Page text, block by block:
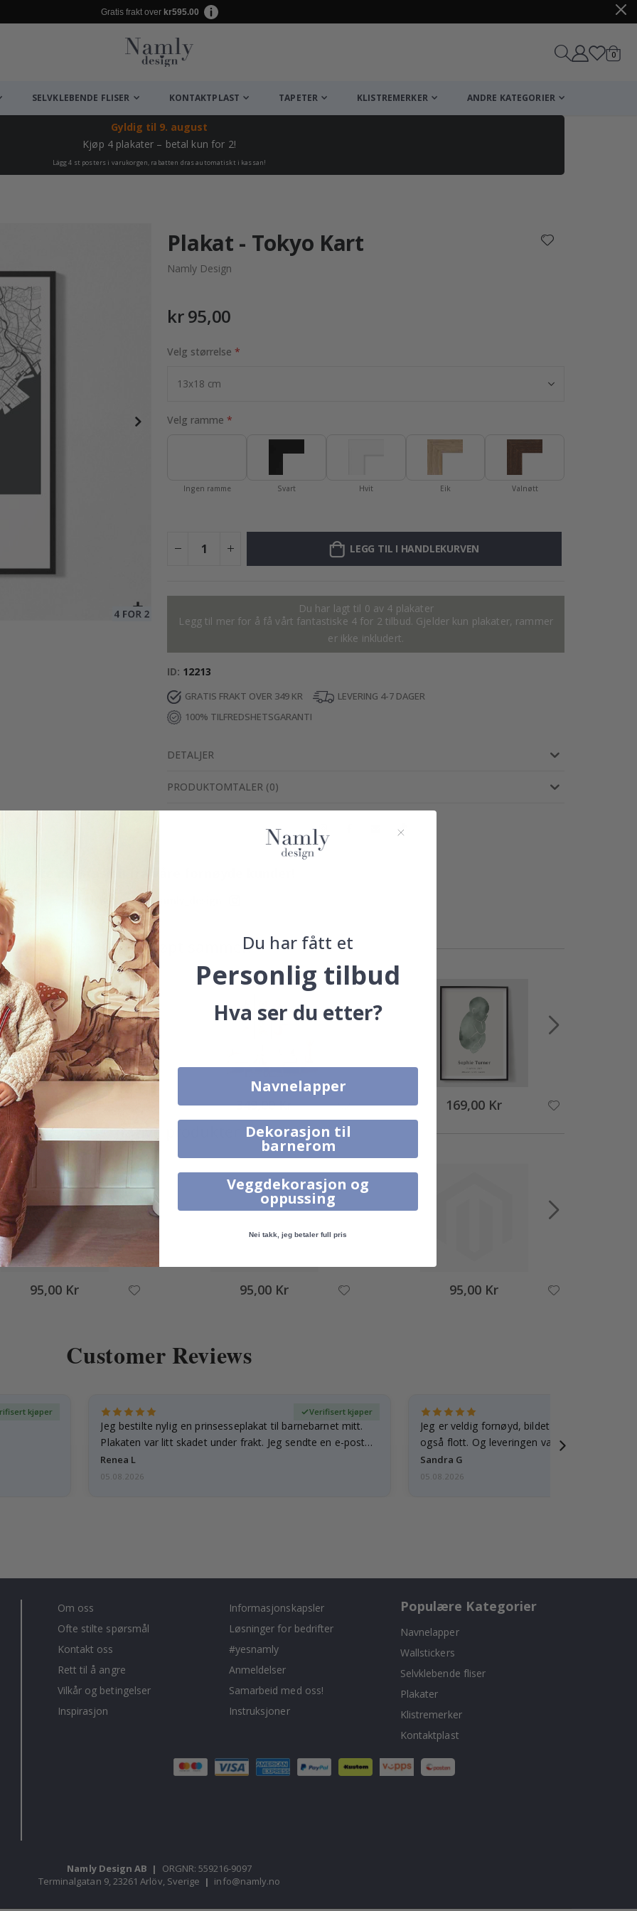
Gratis frakt over kr595.00
0varer
SELVKLEBENDE FLISER KONTAKTPLAST TAPETER KLISTREMERKER ANDRE KATEGORIER
Gyldig til 9. august
Kjøp 4 plakater – betal kun for 2!
Lägg 4 st posters i varukorgen, rabatten dras automatiskt i kassan!
95,00 Kr
Plakat - Tokyo Kart
Namly Design
kr 95,00
Velg størrelse
Velg ramme
Ingen ramme Svart Hvit Eik Valnøtt
LEGG TIL I HANDLEKURVEN
Du har lagt til 0 av 4 plakater
Legg til mer for å få vårt fantastiske 4 for 2 tilbud. Gjelder kun plakater, rammer
er ikke inkludert.
ID 12213
GRATIS FRAKT OVER 349 KR
LEVERING 4-7 DAGER
100% TILFREDSHETSGARANTI
DETALJER
PRODUKTOMTALER (0)
Ekte inspirasjon fra våre fornøyde kunder!
Merk ditt med #namly_design
Produkter kjøpt sammen
249,00 Kr 349,00 Kr 169,00 Kr
Alternative produkter
95,00 Kr 95,00 Kr 95,00 Kr
Customer Reviews
kjøper
Jeg bestilte nylig en prinsesseplakat til barnebarnet mitt.
Plakaten var litt skadet under frakt. Jeg sendte en e-post…
Renea L
Verifisert kjøper
05.08.2026
Jeg er veldig fornøyd, bildet er godt laget og
også flott. Og leveringen var rask.
Sandra G
05.08.2026
Om oss
Ofte stilte spørsmål
Kontakt oss
Rett til å angre
Vilkår og betingelser
Inspirasjon
Informasjonskapsler
Løsninger for bedrifter
#yesnamly
Anmeldelser
Samarbeid med oss!
Instruksjoner
Populære Kategorier
Navnelapper
Wallstickers
Selvklebende fliser
Plakater
Klistremerker
Kontaktplast
Namly Design AB |
ORGNR: 559216-9097
Terminalgatan 9, 23261 Arlöv, Sverige | info@namly.no
Du har fått et
Personlig tilbud
Hva ser du etter?
Navnelapper
Dekorasjon til
barnerom
Veggdekorasjon og
oppussing
Nei takk, jeg betaler full pris